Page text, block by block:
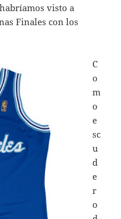
visto a
Finales con los
C
o
m
o
e
sc
u
d
e
r
o